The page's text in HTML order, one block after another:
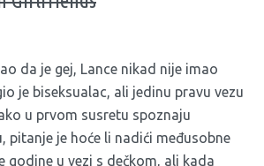
da je gej, Lance nikad nije imao
je biseksualac, ali jedinu pravu vezu
u prvom susretu spoznaju
pitanje je hoće li nadići međusobne
godine u vezi s dečkom, ali kada